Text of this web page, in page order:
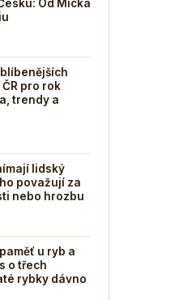
Od Micka
pro rok
trendy a
lidský
považují za
nebo hrozbu
u ryb a
o třech
rybky dávno